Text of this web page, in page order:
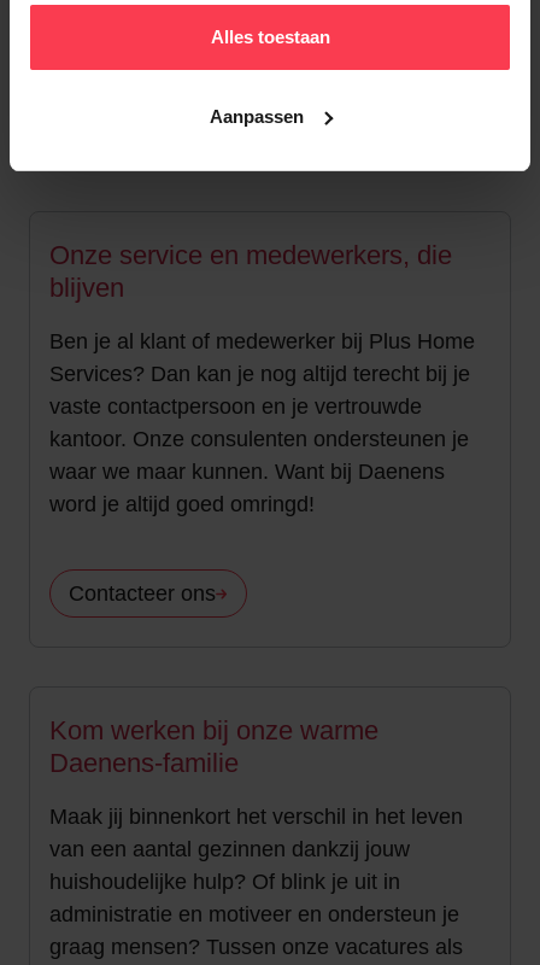
Alles toestaan
Aanpassen
+500
Bedienden
Onze service en medewerkers, die
blijven
Ben je al klant of medewerker bij Plus Home
Services? Dan kan je nog altijd terecht bij je
vaste contactpersoon en je vertrouwde
kantoor. Onze consulenten ondersteunen je
waar we maar kunnen. Want bij Daenens
word je altijd goed omringd!
Contacteer ons
Kom werken bij onze warme
Daenens-familie
Maak jij binnenkort het verschil in het leven
van een aantal gezinnen dankzij jouw
huishoudelijke hulp? Of blink je uit in
administratie en motiveer en ondersteun je
graag mensen? Tussen onze vacatures als